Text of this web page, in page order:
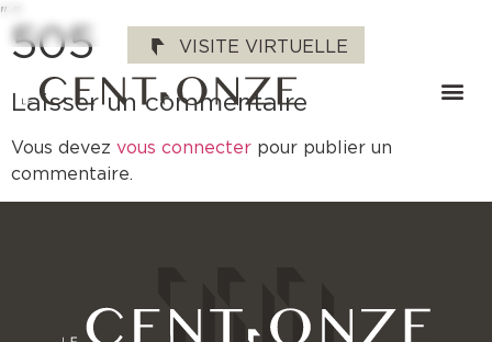
"
VISITE VIRTUELLE
505
Laisser un commentaire
Vous devez vous connecter pour publier un
commentaire.